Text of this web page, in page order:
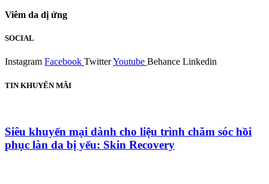
Viêm da dị ứng
SOCIAL
Instagram Facebook TwitterYoutube Behance Linkedin
TIN KHUYẾN MÃI
Siêu khuyến mại dành cho liệu trình chăm sóc hồi
phục làn da bị yếu: Skin Recovery